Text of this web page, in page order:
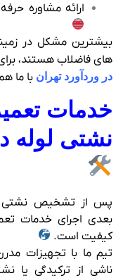
ارائه مشاوره
بیشترین مشکل در
های فاضلاب هستند،
در وردآورد تهران با ما
خدمات
نشتی لوله
پس از تشخیص نشتی
بعدی اجرای خدمات
کیفیت است.
تیم ما با تجهیزات
ناشی از ترکیدگی یا